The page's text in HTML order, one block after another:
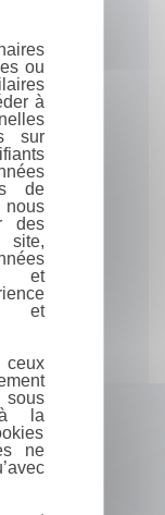
ou
à
sur
de
des
site,
et
et
à la
ne